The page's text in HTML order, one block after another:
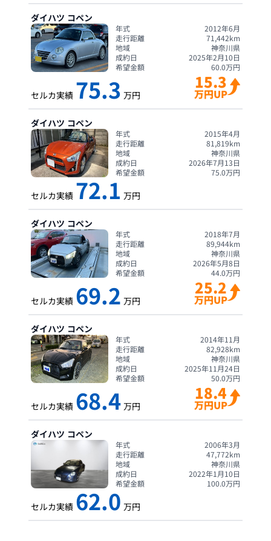
ダイハツ コペン
年式
2012年6月
走行距離
71,442km
地域
神奈川県
成約日
2025年2月10日
希望金額
60.0万円
セルカ実績 75.3 万円
15.3
万円UP
ダイハツ コペン
年式
2015年4月
走行距離
81,819km
地域
神奈川県
成約日
2026年7月13日
希望金額
75.0万円
セルカ実績 72.1 万円
ダイハツ コペン
年式
2018年7月
走行距離
89,944km
地域
神奈川県
成約日
2026年5月8日
希望金額
44.0万円
セルカ実績 69.2 万円
25.2
万円UP
ダイハツ コペン
年式
2014年11月
走行距離
82,928km
地域
神奈川県
成約日
2025年11月24日
希望金額
50.0万円
セルカ実績 68.4 万円
18.4
万円UP
ダイハツ コペン
年式
2006年3月
走行距離
47,772km
地域
神奈川県
成約日
2022年1月10日
希望金額
100.0万円
セルカ実績 62.0 万円